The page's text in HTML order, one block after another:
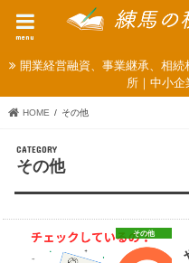
menu
開業経営融資、事業継承、相
所｜中小企
HOME その他
その他
その他